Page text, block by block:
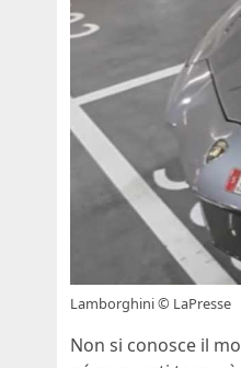
Lamborghini © LaPresse
Non si conosce il